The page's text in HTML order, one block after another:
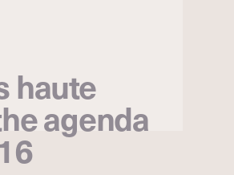
haute
agenda